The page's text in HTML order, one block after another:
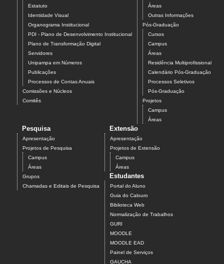
Estatuto
Identidade Visual
Organograma Institucional
PDI - Plano de Desenvolvimento Institucional
Plano de Transformação Digital
Servidores
Unipampa em Números
Publicações
Processos de Contas Anuais
Comissões e Núcleos
Comitês
Áreas
Outras Informações
Pós-Graduação
Cursos
Campus
Áreas
Residência Multiprofissional
Calendário Pós-Graduação
Processos Seletivos
Pós-Graduação
Projetos
Campus
Áreas
Pesquisa
Apresentação
Projetos de Pesquisa
Campus
Áreas
Grupos
Chamadas e Editais de Pesquisa
Extensão
Apresentação
Projetos de Extensão
Campus
Áreas
Estudantes
Portal do Aluno
Guia do Calouro
Biblioteca Web
Normalização de Trabalhos
GURI
MOODLE
MOODLE EAD
Painel de Serviços
GAUCHA